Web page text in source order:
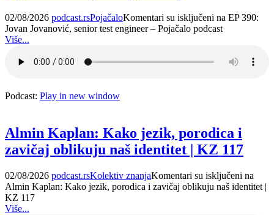
02/08/2026 podcast.rsPojačaloKomentari su isključeni na EP 390:
Jovan Jovanović, senior test engineer – Pojačalo podcast
Više...
Podcast: Play in new window
Almin Kaplan: Kako jezik, porodica i
zavičaj oblikuju naš identitet | KZ 117
02/08/2026 podcast.rsKolektiv znanjaKomentari su isključeni na
Almin Kaplan: Kako jezik, porodica i zavičaj oblikuju naš identitet |
KZ 117
Više...